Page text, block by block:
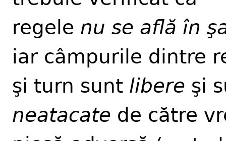
regele nu se află în
iar câmpurile dintre
şi turn sunt libere şi
neatacate de către